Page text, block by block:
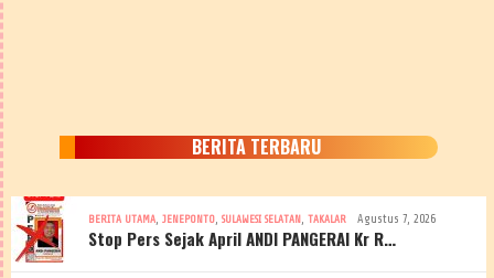
BERITA TERBARU
BERITA UTAMA, JENEPONTO, SULAWESI SELATAN, TAKALAR Agustus 7, 2026
Stop Pers Sejak April ANDI PANGERAI Kr R…